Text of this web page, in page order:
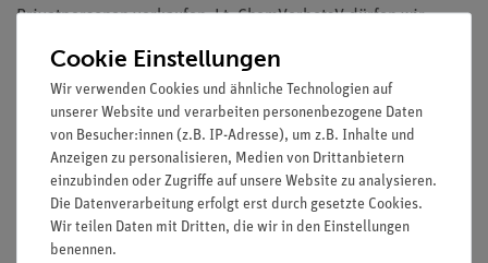
Privatpersonen verkaufen. Lt. ChemVerbotsV dürfen wir
Verwender und öffentliche Forschungs-, Untersuchungs und
Lehranstalten abgeben.
Media / Downloads
Cookie Einstellungen
Wir verwenden Cookies und ähnliche Technologien auf
unserer Website und verarbeiten personenbezogene Daten
von Besucher:innen (z.B. IP-Adresse), um z.B. Inhalte und
Anzeigen zu personalisieren, Medien von Drittanbietern
einzubinden oder Zugriffe auf unsere Website zu analysieren.
Die Datenverarbeitung erfolgt erst durch gesetzte Cookies.
Wir teilen Daten mit Dritten, die wir in den Einstellungen
benennen.